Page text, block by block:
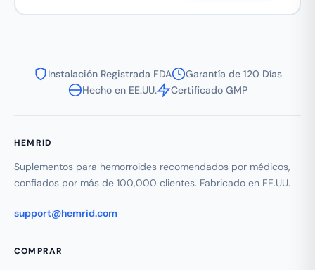
Instalación Registrada FDA
Garantía de 120 Días
Hecho en EE.UU.
Certificado GMP
HEMRID
Suplementos para hemorroides recomendados por médicos,
confiados por más de 100,000 clientes. Fabricado en EE.UU.
support@hemrid.com
COMPRAR